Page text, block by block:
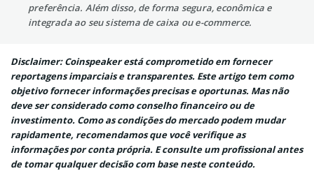
preferência. Além disso, de forma segura, econômica e
integrada ao seu sistema de caixa ou e-commerce.
Disclaimer: Coinspeaker está comprometido em fornecer
reportagens imparciais e transparentes. Este artigo tem como
objetivo fornecer informações precisas e oportunas. Mas não
deve ser considerado como conselho financeiro ou de
investimento. Como as condições do mercado podem mudar
rapidamente, recomendamos que você verifique as
informações por conta própria. E consulte um profissional antes
de tomar qualquer decisão com base neste conteúdo.